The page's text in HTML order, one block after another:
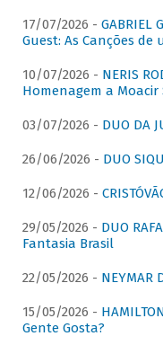
17/07/2026 - GABRIEL
Guest: As Canções
10/07/2026 - NERIS
Homenagem a Moacir
03/07/2026 - DUO DA
26/06/2026 - DUO
12/06/2026 -
29/05/2026 - DUO
Fantasia Brasil
22/05/2026 - NEYMAR
15/05/2026 -
Gente Gosta?